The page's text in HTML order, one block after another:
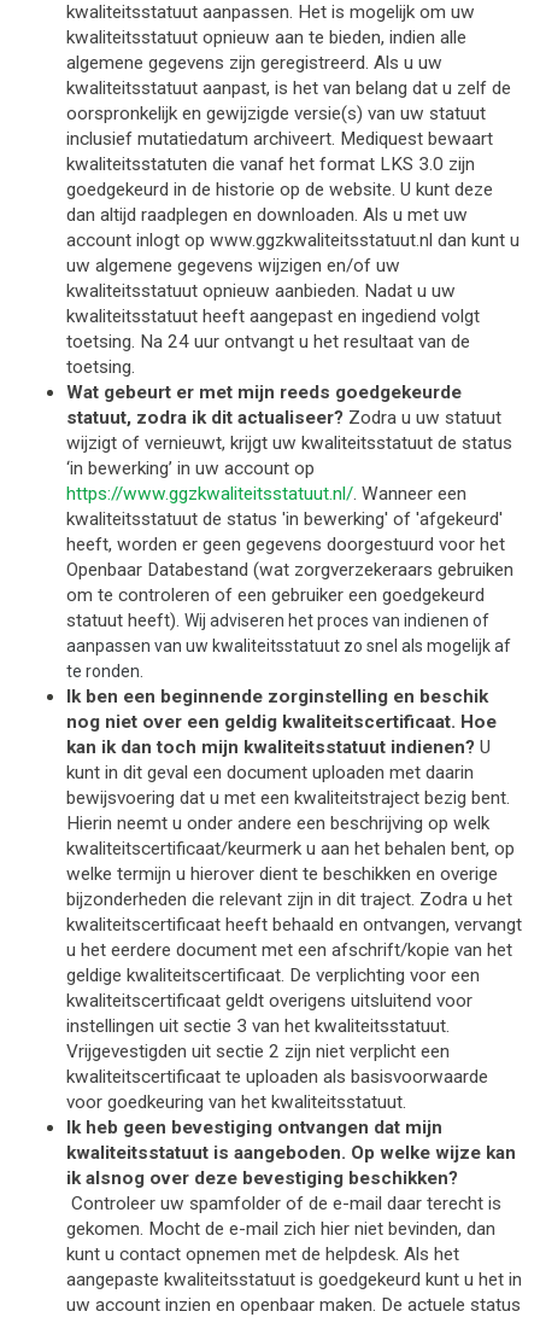
kwaliteitsstatuut aanpassen. Het is mogelijk om uw
kwaliteitsstatuut opnieuw aan te bieden, indien alle
algemene gegevens zijn geregistreerd. Als u uw
kwaliteitsstatuut aanpast, is het van belang dat u zelf de
oorspronkelijk en gewijzigde versie(s) van uw statuut
inclusief mutatiedatum archiveert. Mediquest bewaart
kwaliteitsstatuten die vanaf het format LKS 3.0 zijn
goedgekeurd in de historie op de website. U kunt deze
dan altijd raadplegen en downloaden. Als u met uw
account inlogt op www.ggzkwaliteitsstatuut.nl dan kunt u
uw algemene gegevens wijzigen en/of uw
kwaliteitsstatuut opnieuw aanbieden. Nadat u uw
kwaliteitsstatuut heeft aangepast en ingediend volgt
toetsing. Na 24 uur ontvangt u het resultaat van de
toetsing.
Wat gebeurt er met mijn reeds goedgekeurde
statuut, zodra ik dit actualiseer? Zodra u uw statuut
wijzigt of vernieuwt, krijgt uw kwaliteitsstatuut de status
https://www.ggzkwaliteitsstatuut.nl/. Wanneer een
kwaliteitsstatuut de status 'in bewerking' of 'afgekeurd'
heeft, worden er geen gegevens doorgestuurd voor het
Openbaar Databestand (wat zorgverzekeraars gebruiken
om te controleren of een gebruiker een goedgekeurd
statuut heeft). Wij adviseren het proces van indienen of
aanpassen van uw kwaliteitsstatuut zo snel als mogelijk af
te ronden.
Ik ben een beginnende zorginstelling en beschik
nog niet over een geldig kwaliteitscertificaat. Hoe
kan ik dan toch mijn kwaliteitsstatuut indienen? U
kunt in dit geval een document uploaden met daarin
bewijsvoering dat u met een kwaliteitstraject bezig bent.
Hierin neemt u onder andere een beschrijving op welk
kwaliteitscertificaat/keurmerk u aan het behalen bent, op
welke termijn u hierover dient te beschikken en overige
bijzonderheden die relevant zijn in dit traject. Zodra u het
kwaliteitscertificaat heeft behaald en ontvangen, vervangt
u het eerdere document met een afschrift/kopie van het
geldige kwaliteitscertificaat. De verplichting voor een
kwaliteitscertificaat geldt overigens uitsluitend voor
instellingen uit sectie 3 van het kwaliteitsstatuut.
Vrijgevestigden uit sectie 2 zijn niet verplicht een
kwaliteitscertificaat te uploaden als basisvoorwaarde
voor goedkeuring van het kwaliteitsstatuut.
Ik heb geen bevestiging ontvangen dat mijn
kwaliteitsstatuut is aangeboden. Op welke wijze kan
ik alsnog over deze bevestiging beschikken?
Controleer uw spamfolder of de e-mail daar terecht is
gekomen. Mocht de e-mail zich hier niet bevinden, dan
kunt u contact opnemen met de helpdesk. Als het
aangepaste kwaliteitsstatuut is goedgekeurd kunt u het in
uw account inzien en openbaar maken. De actuele status